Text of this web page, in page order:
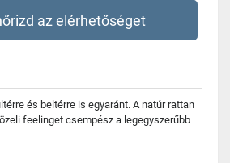
az elérhetőséget
és beltérre is egyaránt. A natúr rattan
feelinget csempész a legegyszerűbb